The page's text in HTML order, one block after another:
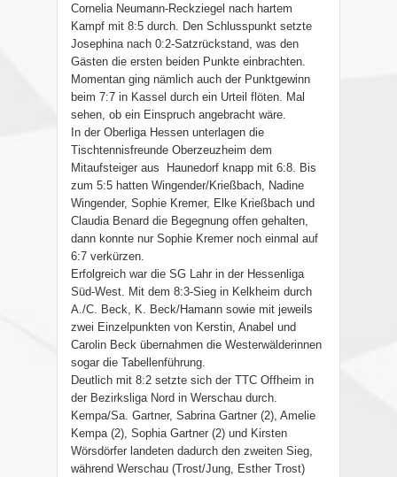
Cornelia Neumann-Reckziegel nach hartem
Kampf mit 8:5 durch. Den Schlusspunkt setzte
Josephina nach 0:2-Satzrückstand, was den
Gästen die ersten beiden Punkte einbrachten.
Momentan ging nämlich auch der Punktgewinn
beim 7:7 in Kassel durch ein Urteil flöten. Mal
sehen, ob ein Einspruch angebracht wäre.
In der Oberliga Hessen unterlagen die
Tischtennisfreunde Oberzeuzheim dem
Mitaufsteiger aus Haunedorf knapp mit 6:8. Bis
zum 5:5 hatten Wingender/Krießbach, Nadine
Wingender, Sophie Kremer, Elke Krießbach und
Claudia Benard die Begegnung offen gehalten,
dann konnte nur Sophie Kremer noch einmal auf
6:7 verkürzen.
Erfolgreich war die SG Lahr in der Hessenliga
Süd-West. Mit dem 8:3-Sieg in Kelkheim durch
A./C. Beck, K. Beck/Hamann sowie mit jeweils
zwei Einzelpunkten von Kerstin, Anabel und
Carolin Beck übernahmen die Westerwälderinnen
sogar die Tabellenführung.
Deutlich mit 8:2 setzte sich der TTC Offheim in
der Bezirksliga Nord in Werschau durch.
Kempa/Sa. Gartner, Sabrina Gartner (2), Amelie
Kempa (2), Sophia Gartner (2) und Kirsten
Wörsdörfer landeten dadurch den zweiten Sieg,
während Werschau (Trost/Jung, Esther Trost)